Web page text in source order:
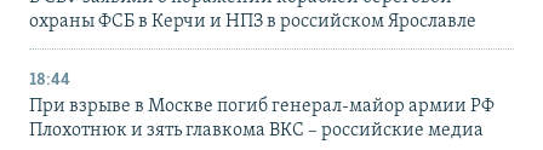
охраны ФСБ в Керчи и НПЗ в российском Ярославле
18:44
При взрыве в Москве погиб генерал-майор армии РФ
Плохотнюк и зять главкома ВКС – российские медиа